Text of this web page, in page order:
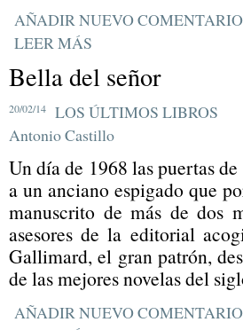
AÑADIR NUEVO COMENTARIO
LEER MÁS
Bella del señor
20/02/14
LOS ÚLTIMOS LIBROS
Antonio Castillo
Un día de 1968 las puertas
a un anciano espigado que
manuscrito de más de dos
asesores de la editorial
Gallimard, el gran patrón,
de las mejores novelas del
AÑADIR NUEVO COMENTARIO